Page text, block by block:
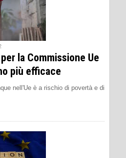
la Commissione Ue
più efficace
nell'Ue è a rischio di povertà e di